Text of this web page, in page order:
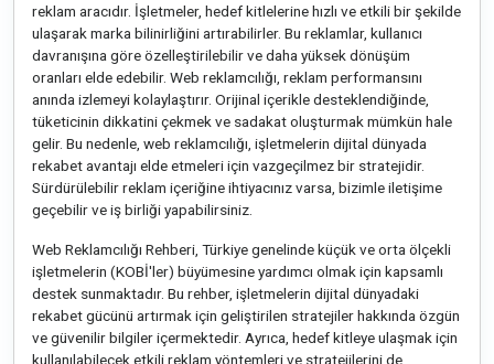
reklam aracıdır. İşletmeler, hedef kitlelerine hızlı ve etkili bir şekilde
ulaşarak marka bilinirliğini artırabilirler. Bu reklamlar, kullanıcı
davranışına göre özelleştirilebilir ve daha yüksek dönüşüm
oranları elde edebilir. Web reklamcılığı, reklam performansını
anında izlemeyi kolaylaştırır. Orijinal içerikle desteklendiğinde,
tüketicinin dikkatini çekmek ve sadakat oluşturmak mümkün hale
gelir. Bu nedenle, web reklamcılığı, işletmelerin dijital dünyada
rekabet avantajı elde etmeleri için vazgeçilmez bir stratejidir.
Sürdürülebilir reklam içeriğine ihtiyacınız varsa, bizimle iletişime
geçebilir ve iş birliği yapabilirsiniz.
Web Reklamcılığı Rehberi, Türkiye genelinde küçük ve orta ölçekli
işletmelerin (KOBİ'ler) büyümesine yardımcı olmak için kapsamlı
destek sunmaktadır. Bu rehber, işletmelerin dijital dünyadaki
rekabet gücünü artırmak için geliştirilen stratejiler hakkında özgün
ve güvenilir bilgiler içermektedir. Ayrıca, hedef kitleye ulaşmak için
kullanılabilecek etkili reklam yöntemleri ve stratejilerini de